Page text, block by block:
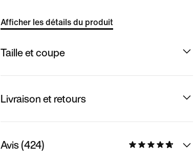
Afficher les détails du produit
Taille et coupe
Livraison et retours
Avis (424)